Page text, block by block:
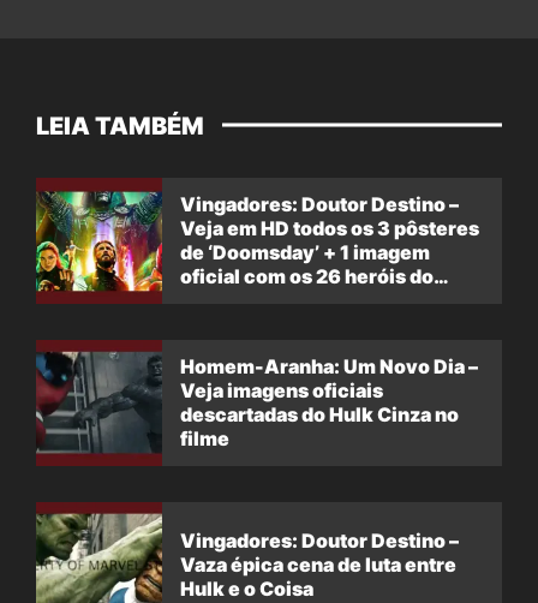
LEIA TAMBÉM
Vingadores: Doutor Destino –
Veja em HD todos os 3 pôsteres
de ‘Doomsday’ + 1 imagem
oficial com os 26 heróis do
Homem-Aranha: Um Novo Dia –
Veja imagens oficiais
descartadas do Hulk Cinza no
filme
Vingadores: Doutor Destino –
Vaza épica cena de luta entre
Hulk e o Coisa